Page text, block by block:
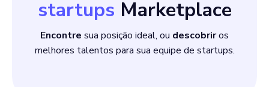
startups Marketplace
Encontre sua posição ideal, ou descobriros
melhores talentos para sua equipe de startups.